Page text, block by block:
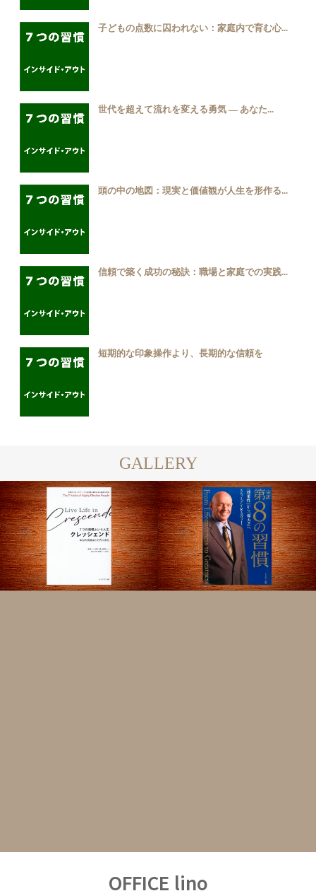
子どもの点数に囚われない：家庭内で育む心...
世代を超えて流れを変える勇気 ― あなた...
頭の中の地図：現実と価値観が人生を形作る...
信頼で築く成功の秘訣：職場と家庭での実践...
短期的な印象操作より、長期的な信頼を
GALLERY
OFFICE lino